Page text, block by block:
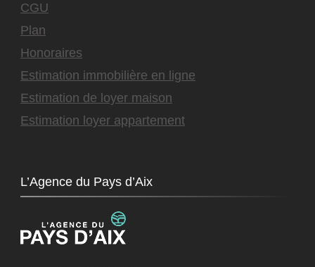
CGU
Plan
Honoraires
Estimation immobilière en ligne
Estimation de loyer maison
Estimation loyer appartement
L’Agence du Pays d’Aix